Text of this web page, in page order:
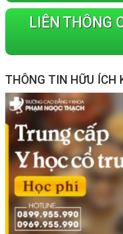
LIÊN THÔNG
THÔNG TIN HỮU ÍCH